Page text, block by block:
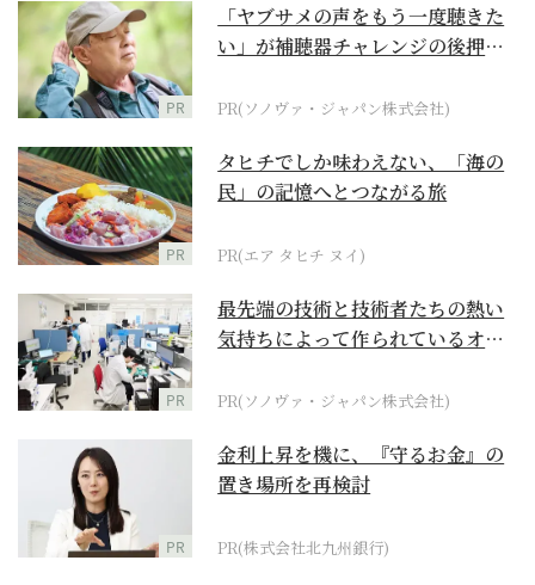
PR
「ヤブサメの声をもう一度聴きた
い」が補聴器チャレンジの後押し
PR(ソノヴァ・ジャパン株式会社)
PR
タヒチでしか味わえない、「海の
民」の記憶へとつながる旅
PR(エア タヒチ ヌイ)
PR
最先端の技術と技術者たちの熱い
気持ちによって作られているオー
PR(ソノヴァ・ジャパン株式会社)
PR
金利上昇を機に、『守るお金』の
置き場所を再検討
PR(株式会社北九州銀行)